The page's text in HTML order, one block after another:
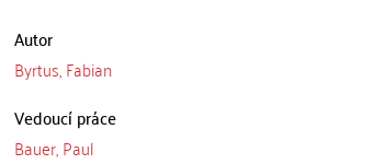
Autor
Byrtus, Fabian
Vedoucí práce
Bauer, Paul